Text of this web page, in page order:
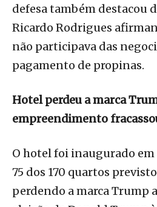
defesa também destacou
Ricardo Rodrigues
não participava das
pagamento de propinas.
Hotel perdeu a marca
empreendimento
O hotel foi inaugurado em
75 dos 170 quartos
perdendo a marca Trump